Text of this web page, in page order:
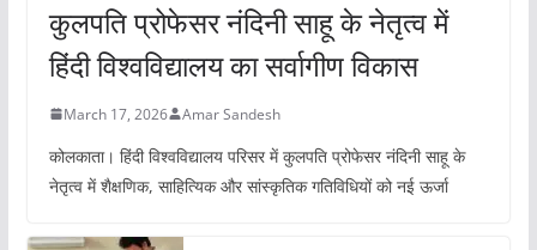
कुलपति प्रोफेसर नंदिनी साहू के नेतृत्व में
हिंदी विश्वविद्यालय का सर्वागीण विकास
March 17, 2026 Amar Sandesh
कोलकाता। हिंदी विश्वविद्यालय परिसर में कुलपति प्रोफेसर नंदिनी साहू के
नेतृत्व में शैक्षणिक, साहित्यिक और सांस्कृतिक गतिविधियों को नई ऊर्जा